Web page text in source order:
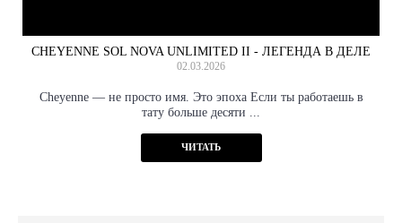
CHEYENNE SOL NOVA UNLIMITED II - ЛЕГЕНДА В ДЕЛЕ
02.03.2026
Cheyenne — не просто имя. Это эпоха Если ты работаешь в
тату больше десяти ...
ЧИТАТЬ